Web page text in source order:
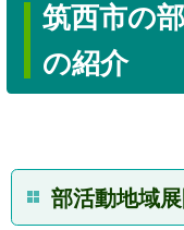
筑西市の
の紹介
部活動地域